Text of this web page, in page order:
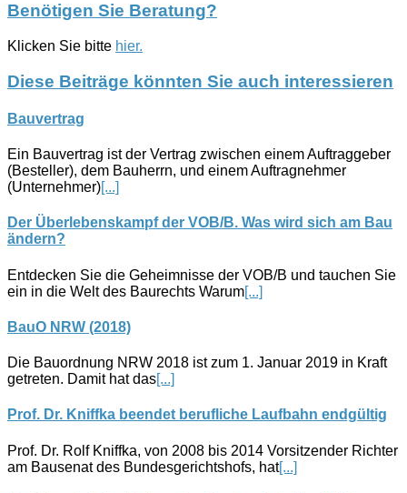
Benötigen Sie Beratung?
Klicken Sie bitte hier.
Diese Beiträge könnten Sie auch interessieren
Bauvertrag
Ein Bauvertrag ist der Vertrag zwischen einem Auftraggeber
(Besteller), dem Bauherrn, und einem Auftragnehmer
(Unternehmer)[...]
Der Überlebenskampf der VOB/B. Was wird sich am Bau
ändern?
Entdecken Sie die Geheimnisse der VOB/B und tauchen Sie
ein in die Welt des Baurechts Warum[...]
BauO NRW (2018)
Die Bauordnung NRW 2018 ist zum 1. Januar 2019 in Kraft
getreten. Damit hat das[...]
Prof. Dr. Kniffka beendet berufliche Laufbahn endgültig
Prof. Dr. Rolf Kniffka, von 2008 bis 2014 Vorsitzender Richter
am Bausenat des Bundesgerichtshofs, hat[...]